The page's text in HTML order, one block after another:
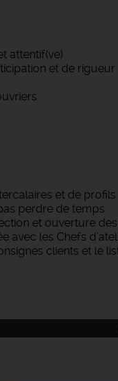
attentif(ve)
et de rigueur
et de profils
perdre de temps
et ouverture
avec les Chefs
clients et le